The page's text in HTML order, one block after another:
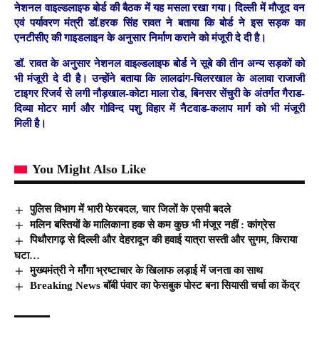
नेशनल वाइल्डलाइफ बोर्ड की बैठक में यह मसला रखा गया। दिल्ली में मौजूद वन
एवं पर्यावरण मंत्री डॉ.हरक सिंह रावत ने बताया कि बोर्ड ने इस सड़क का
एनटीसीए की गाइडलाइन के अनुसार निर्माण कराने को मंजूरी दे दी है।
डॉ. रावत के अनुसार नेशनल वाइल्डलाइफ बोर्ड ने सूबे की तीन अन्य सड़कों को
भी मंजूरी दे दी है। उन्होंने बताया कि लालढांग-चिलरखाल के अलावा राजाजी
टाइगर रिजर्व से लगी नौड़खाल-कोटा माला रोड, बिनसर सेंचुरी के अंतर्गत गैराड-
दिव्या मोटर मार्ग और गोविन्द पशु विहार में नैटवाड-कलाप मार्ग को भी मंजूरी
मिली है।
You Might Also Like
पुलिस विभाग में भारी फेरबदल, चार जिलों के एसपी बदले
मलिन बस्तियों के मालिकाना हक से कम कुछ भी मंजूर नहीं : कांग्रेस
पिथौरागढ़ से दिल्ली और देहरादून की हवाई यात्रा सस्ती और सुगम, किराया
घटा…
मुख्यमंत्री ने माँगा भ्रष्टाचार के खिलाफ लड़ाई में जनता का साथ
Breaking News बॉबी पंवार का फेसबुक पोस्ट बना सियासी चर्चा का केंद्र